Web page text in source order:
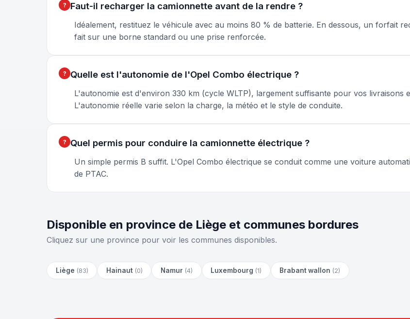
Faut-il recharger la camionnette avant de la rendre ?
Idéalement, restituez le véhicule avec au moins 80 % de batterie. En dessous, un forfait
fait sur une borne standard ou une prise renforcée.
Quelle est l'autonomie de l'Opel Combo électrique ?
L'autonomie est d'environ 330 km (cycle WLTP), largement suffisante pour vos livraisons
L'autonomie réelle varie selon la charge, la météo et le style de conduite.
Quel permis pour conduire la camionnette électrique ?
Un simple permis B suffit. L'Opel Combo électrique se conduit comme une voiture
de PTAC.
Disponible en province de Liège et communes bordures
Cliquez sur une province pour voir les communes disponibles.
Liège (83) Hainaut (0) Namur (4) Luxembourg (1) Brabant wallon (2)